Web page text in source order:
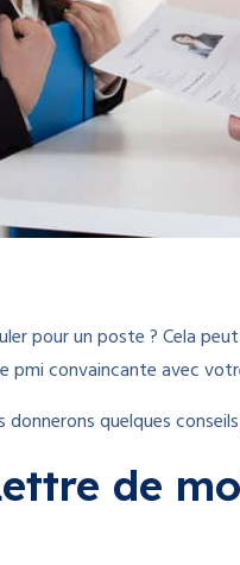
pour un poste ? Cela
convaincante avec
quelques
de